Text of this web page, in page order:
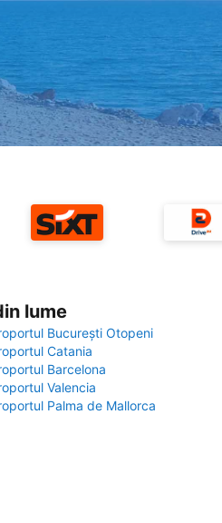
lume
București Otopeni
Catania
Barcelona
Valencia
Palma de Mallorca